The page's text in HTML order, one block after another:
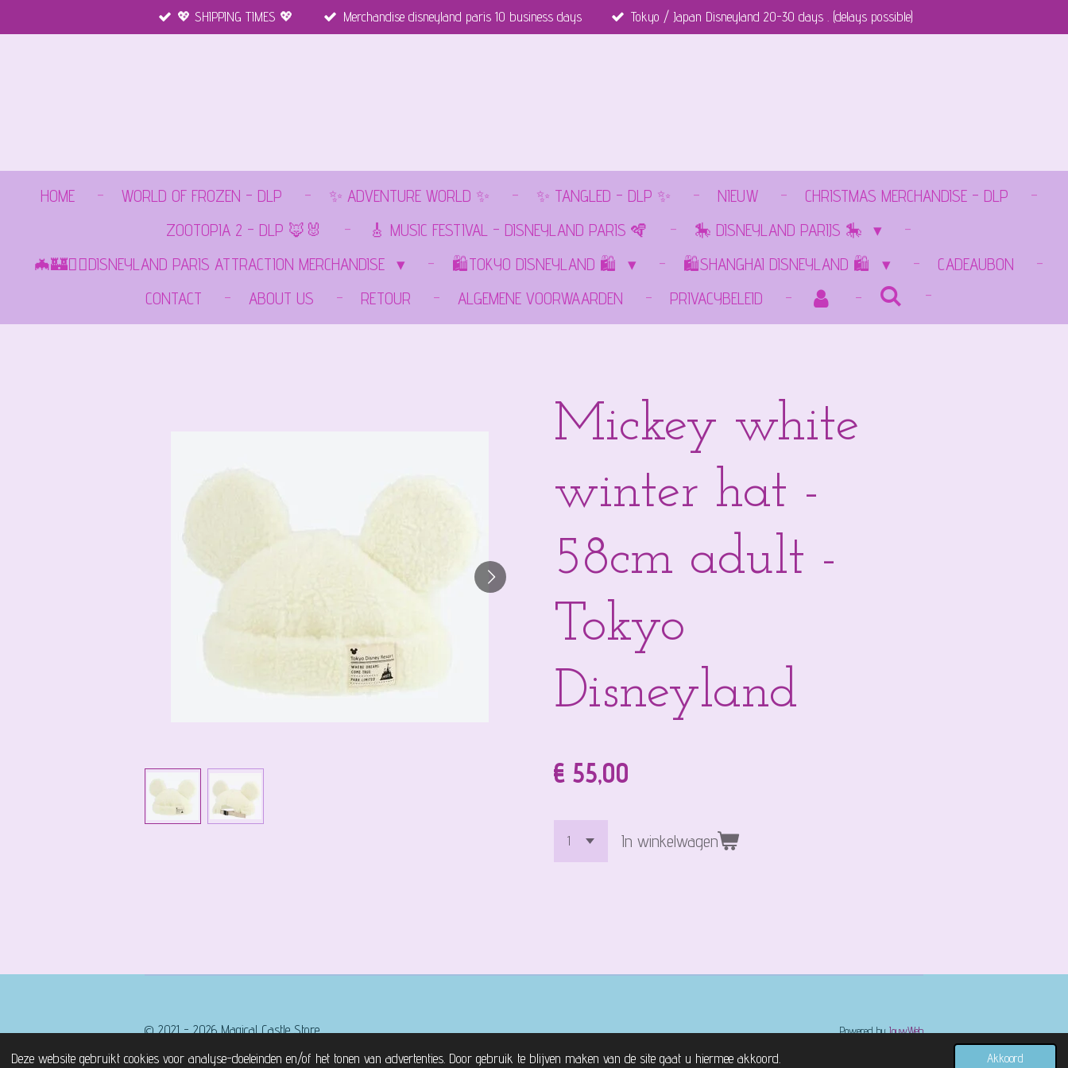
Deze website gebruikt cookies voor analyse-doeleinden en/of het tonen van advertenties. Door gebruik te blijven maken van de site gaat u hiermee akkoord. Akkoord
direct
💖 SHIPPING TIMES 💖 Merchandise disneyland paris 10 business days Tokyo / Japan Disneyland 20-30 days . (delays possible)
HOME WORLD OF FROZEN - DLP ✨ ADVENTURE WORLD ✨ ✨ TANGLED - DLP ✨ NIEUW
CHRISTMAS MERCHANDISE - DLP
ZOOTOPIA 2 - DLP 🦊🐰
🎸 MUSIC FESTIVAL - DISNEYLAND PARIS 🪇
🎠 DISNEYLAND PARIJS 🎠
🦇🏰🏴‍☠️DISNEYLAND PARIS ATTRACTION MERCHANDISE
🛍️TOKYO DISNEYLAND 🛍️ 🛍️SHANGHAI DISNEYLAND 🛍️
CADEAUBON
CONTACT
ABOUT US RETOUR ALGEMENE VOORWAARDEN PRIVACYBELEID
Mickey white
winter hat -
58cm adult -
Tokyo
Disneyland
€ 55,00
In winkelwagen
© 2021 - 2026 Magical Castle Store Powered byJouwWeb